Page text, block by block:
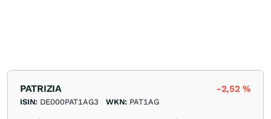
PATRIZIA -2,52%
ISIN: DE000PAT1AG3 WKN: PAT1AG